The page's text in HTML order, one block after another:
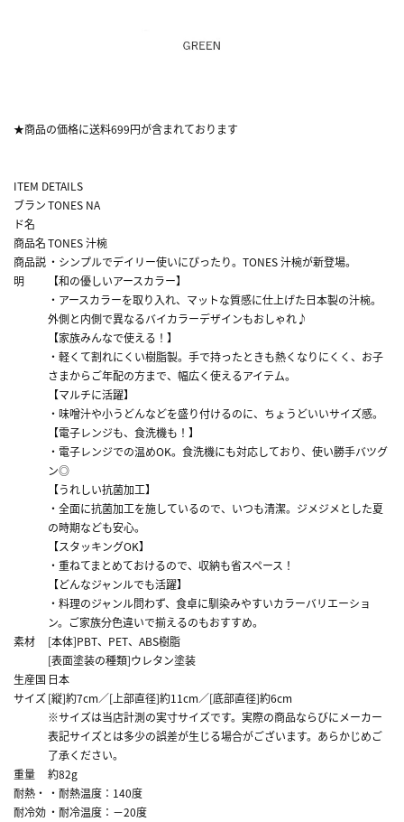
★商品の価格に送料699円が含まれております
ITEM DETAILS
ブラン
ド名
TONES NA
商品名TONES 汁椀
商品説
明
・シンプルでデイリー使いにぴったり。TONES 汁椀が新登場。
【和の優しいアースカラー】
・アースカラーを取り入れ、マットな質感に仕上げた日本製の汁椀。
外側と内側で異なるバイカラーデザインもおしゃれ♪
【家族みんなで使える！】
・軽くて割れにくい樹脂製。手で持ったときも熱くなりにくく、お子
さまからご年配の方まで、幅広く使えるアイテム。
【マルチに活躍】
・味噌汁や小うどんなどを盛り付けるのに、ちょうどいいサイズ感。
【電子レンジも、食洗機も！】
・電子レンジでの温めOK。食洗機にも対応しており、使い勝手バツグ
ン◎
【うれしい抗菌加工】
・全面に抗菌加工を施しているので、いつも清潔。ジメジメとした夏
の時期なども安心。
【スタッキングOK】
・重ねてまとめておけるので、収納も省スペース！
【どんなジャンルでも活躍】
・料理のジャンル問わず、食卓に馴染みやすいカラーバリエーショ
ン。ご家族分色違いで揃えるのもおすすめ。
素材
[本体]PBT、PET、ABS樹脂
[表面塗装の種類]ウレタン塗装
生産国 日本
サイズ[縦]約7cm／[上部直径]約11cm／[底部直径]約6cm
※サイズは当店計測の実寸サイズです。実際の商品ならびにメーカー
表記サイズとは多少の誤差が生じる場合がございます。あらかじめご
了承ください。
重量
約82g
耐熱・
耐冷効
・耐熱温度：140度
・耐冷温度：－20度